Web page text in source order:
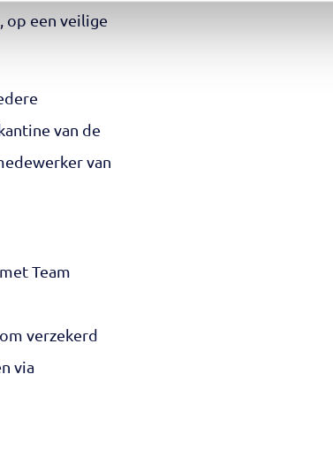
op een veilige
van de
van
Team
verzekerd
via